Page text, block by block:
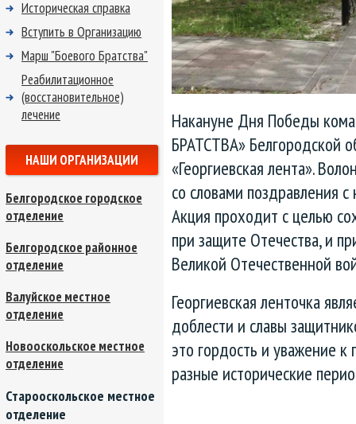
Накануне Дня Победы
БРАТСТВА» Белгородской
«Георгиевская лента».
со словами поздравления
Акция проходит с целью
при защите Отечества, и
Великой Отечественной
Георгиевская ленточка
доблести и славы
это гордость и уважение
разные исторические
Историческая справка
Вступить в Организацию
Марш "Боевого Братства"
Реабилитационное
(восстановительное)
лечение
НАШИ ОРГАНИЗАЦИИ
Белгородское городское
отделение
Белгородское районное
отделение
Валуйское местное
отделение
Новооскольское местное
отделение
Старооскольское местное
отделение